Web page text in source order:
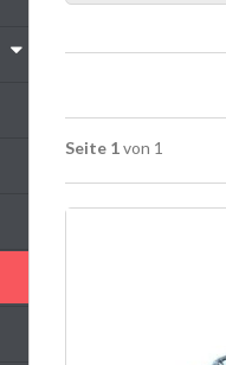
Seite 1von 1